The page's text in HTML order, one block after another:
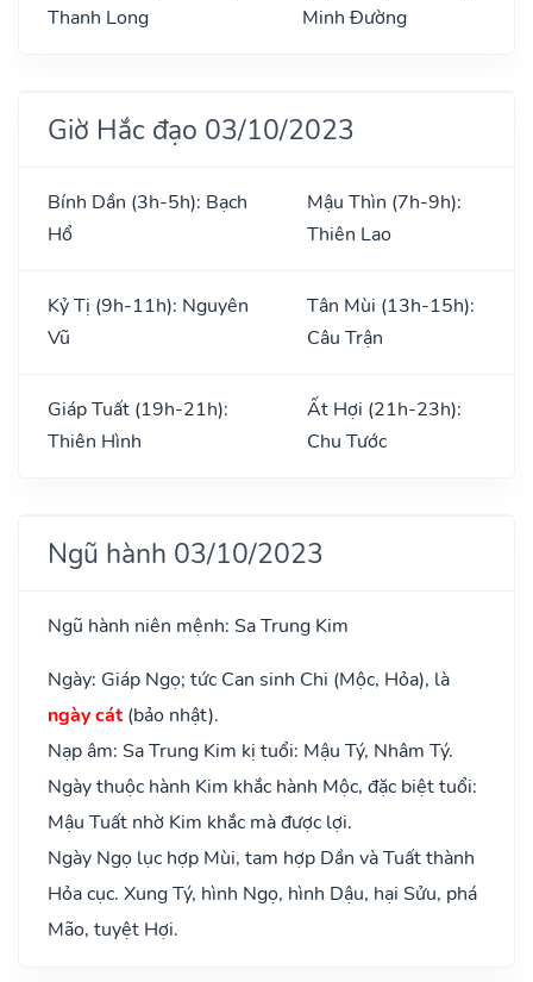
Thanh Long
Minh Đường
Giờ Hắc đạo 03/10/2023
Bính Dần (3h-5h): Bạch
Hổ
Mậu Thìn (7h-9h):
Thiên Lao
Kỷ Tị (9h-11h): Nguyên
Vũ
Tân Mùi (13h-15h):
Câu Trận
Giáp Tuất (19h-21h):
Thiên Hình
Ất Hợi (21h-23h):
Chu Tước
Ngũ hành 03/10/2023
Ngũ hành niên mệnh: Sa Trung Kim
Ngày: Giáp Ngọ; tức Can sinh Chi (Mộc, Hỏa), là
ngày cát(bảo nhật).
Nạp âm: Sa Trung Kim kị tuổi: Mậu Tý, Nhâm Tý.
Ngày thuộc hành Kim khắc hành Mộc, đặc biệt tuổi:
Mậu Tuất nhờ Kim khắc mà được lợi.
Ngày Ngọ lục hợp Mùi, tam hợp Dần và Tuất thành
Hỏa cục. Xung Tý, hình Ngọ, hình Dậu, hại Sửu, phá
Mão, tuyệt Hợi.